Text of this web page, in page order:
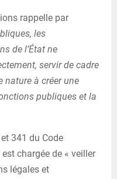
rappelle par
les
de l’État ne
servir de cadre
nature à créer une
publiques et la
341 du Code
chargée de « veiller
légales et